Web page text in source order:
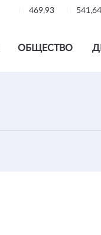
469,93 541,64
ОБЩЕСТВО